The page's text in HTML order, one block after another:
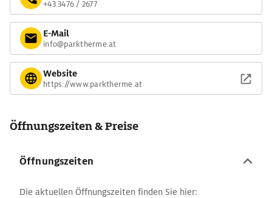
+43 3476 / 2677
E-Mail
info@parktherme.at
Website
https://www.parktherme.at
Öffnungszeiten & Preise
Öffnungszeiten
Die aktuellen Öffnungszeiten finden Sie hier: